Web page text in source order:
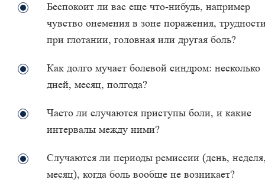
Беспокоит ли вас еще что-нибудь, например
чувство онемения в зоне поражения,
при глотании, головная или другая боль?
Как долго мучает болевой синдром: несколько
дней, месяц, полгода?
Часто ли случаются приступы боли, и какие
интервалы между ними?
Случаются ли периоды ремиссии (день,
месяц), когда боль вообще не возникает?